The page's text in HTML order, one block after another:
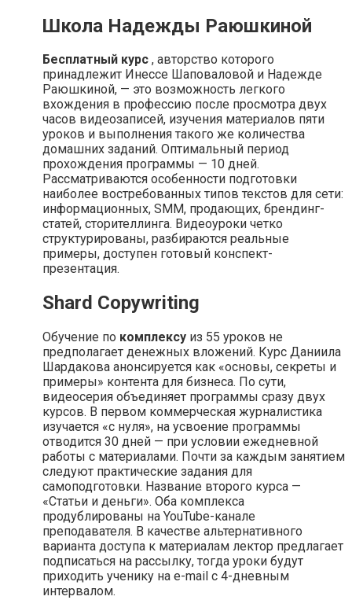
Школа Надежды Раюшкиной
Бесплатный курс , авторство которого
принадлежит Инессе Шаповаловой и Надежде
Раюшкиной, — это возможность легкого
вхождения в профессию после просмотра двух
часов видеозаписей, изучения материалов пяти
уроков и выполнения такого же количества
домашних заданий. Оптимальный период
прохождения программы — 10 дней.
Рассматриваются особенности подготовки
наиболее востребованных типов текстов для сети:
информационных, SMM, продающих, брендинг-
статей, сторителлинга. Видеоуроки четко
структурированы, разбираются реальные
примеры, доступен готовый конспект-
презентация.
Shard Copywriting
Обучение по комплексу из 55 уроков не
предполагает денежных вложений. Курс Даниила
Шардакова анонсируется как «основы, секреты и
примеры» контента для бизнеса. По сути,
видеосерия объединяет программы сразу двух
курсов. В первом коммерческая журналистика
изучается «с нуля», на усвоение программы
отводится 30 дней — при условии ежедневной
работы с материалами. Почти за каждым занятием
следуют практические задания для
самоподготовки. Название второго курса —
«Статьи и деньги». Оба комплекса
продублированы на YouTube-канале
преподавателя. В качестве альтернативного
варианта доступа к материалам лектор предлагает
подписаться на рассылку, тогда уроки будут
приходить ученику на e-mail с 4-дневным
интервалом.